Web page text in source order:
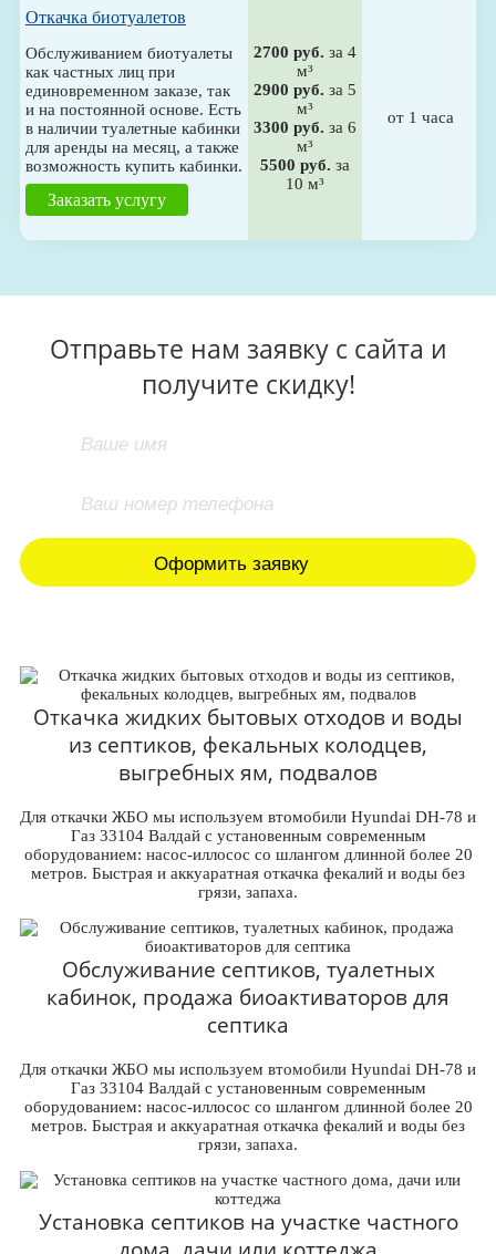
Откачка биотуалетов
Обслуживанием биотуалеты
как частных лиц при
единовременном заказе, так
и на постоянной основе. Есть
в наличии туалетные кабинки
для аренды на месяц, а также
возможность купить кабинки.
Заказать услугу
2700 руб. за 4
м³
2900 руб. за 5
м³
3300 руб. за 6
м³
5500 руб. за
10 м³
от 1 часа
Отправьте нам заявку с сайта и
получите скидку!
Откачка жидких бытовых отходов и воды
из септиков, фекальных колодцев,
выгребных ям, подвалов
Для откачки ЖБО мы используем втомобили Hyundai DH-78 и
Газ 33104 Валдай с установенным современным
оборудованием: насос-иллосос со шлангом длинной более 20
метров. Быстрая и аккуаратная откачка фекалий и воды без
грязи, запаха.
Обслуживание септиков, туалетных
кабинок, продажа биоактиваторов для
септика
Для откачки ЖБО мы используем втомобили Hyundai DH-78 и
Газ 33104 Валдай с установенным современным
оборудованием: насос-иллосос со шлангом длинной более 20
метров. Быстрая и аккуаратная откачка фекалий и воды без
грязи, запаха.
Установка септиков на участке частного